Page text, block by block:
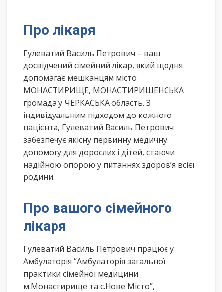
Про лікаря
Гулеватий Василь Петрович – ваш
досвідчений сімейний лікар, який щодня
допомагає мешканцям місто
МОНАСТИРИЩЕ, МОНАСТИРИЩЕНСЬКА
громада у ЧЕРКАСЬКА область. З
індивідуальним підходом до кожного
пацієнта, Гулеватий Василь Петрович
забезпечує якісну первинну медичну
допомогу для дорослих і дітей, стаючи
надійною опорою у питаннях здоров’я всієї
родини.
Про вашого сімейного
лікаря
Гулеватий Василь Петрович працює у
Амбулаторія “Амбулаторія загальної
практики сімейної медицини
м.Монастирище та с.Нове Місто”,